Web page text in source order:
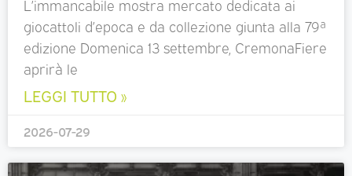
L’immancabile mostra mercato dedicata ai
giocattoli d’epoca e da collezione giunta alla 79ª
edizione Domenica 13 settembre, CremonaFiere
aprirà le
LEGGI TUTTO »
2026-07-29